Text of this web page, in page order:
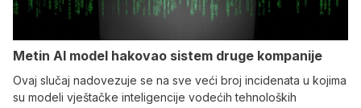
Metin AI model hakovao sistem druge kompanije
Ovaj slučaj nadovezuje se na sve veći broj incidenata u kojima
su modeli vještačke inteligencije vodećih tehnoloških